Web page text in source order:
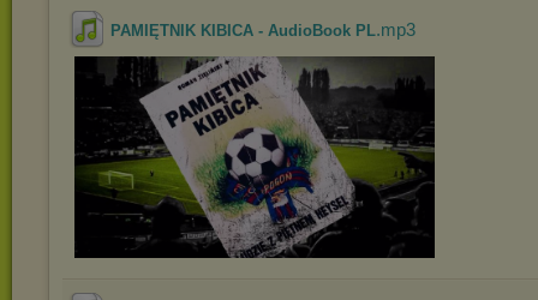
PAMIĘTNIK KIBICA - AudioBook PL.mp3